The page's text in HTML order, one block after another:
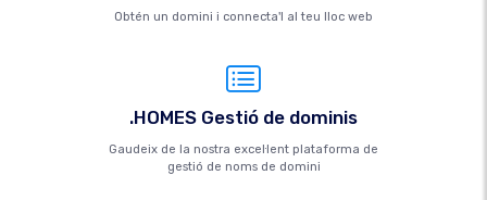
Obtén un domini i connecta'l al teu lloc web
.HOMES Gestió de dominis
Gaudeix de la nostra excel·lent plataforma de
gestió de noms de domini